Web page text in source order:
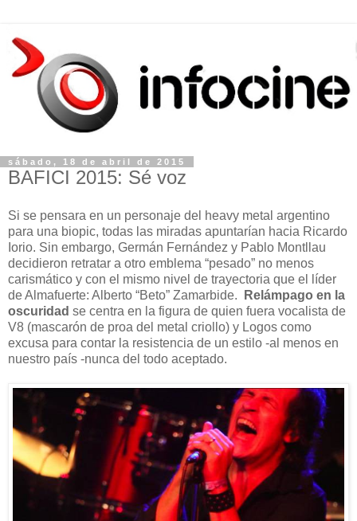
sábado, 18 de abril de 2015
BAFICI 2015: Sé voz
Si se pensara en un personaje del heavy metal argentino
para una biopic, todas las miradas apuntarían hacia Ricardo
Iorio. Sin embargo, Germán Fernández y Pablo Montllau
decidieron retratar a otro emblema “pesado” no menos
carismático y con el mismo nivel de trayectoria que el líder
de Almafuerte: Alberto “Beto” Zamarbide.
Relámpago en la
oscuridad se centra en la figura de quien fuera vocalista de
V8 (mascarón de proa del metal criollo) y Logos como
excusa para contar la resistencia de un estilo -al menos en
nuestro país -nunca del todo aceptado.